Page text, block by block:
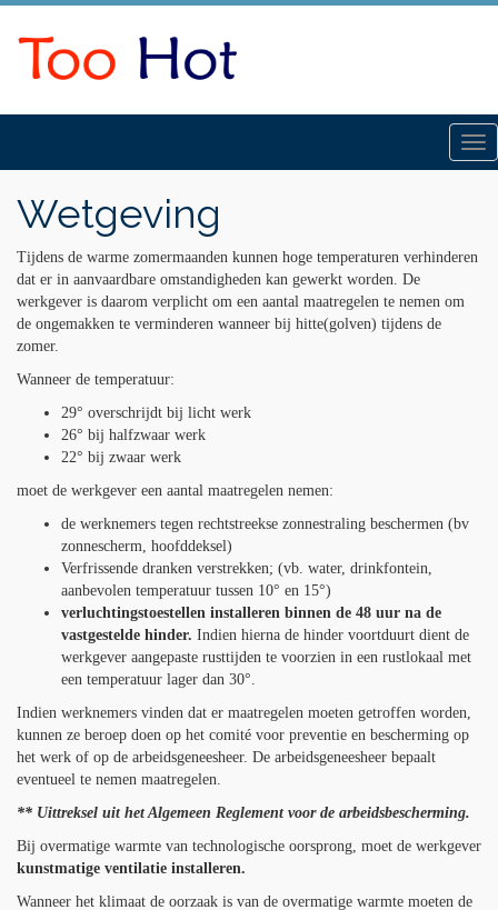
Wetgeving
Tijdens de warme zomermaanden kunnen hoge temperaturen verhinderen
dat er in aanvaardbare omstandigheden kan gewerkt worden. De
werkgever is daarom verplicht om een aantal maatregelen te nemen om
de ongemakken te verminderen wanneer bij hitte(golven) tijdens de
zomer.
Wanneer de temperatuur:
29° overschrijdt bij licht werk
26° bij halfzwaar werk
22° bij zwaar werk
moet de werkgever een aantal maatregelen nemen:
de werknemers tegen rechtstreekse zonnestraling beschermen (bv
zonnescherm, hoofddeksel)
Verfrissende dranken verstrekken; (vb. water, drinkfontein,
aanbevolen temperatuur tussen 10° en 15°)
verluchtingstoestellen installeren binnen de 48 uur na de
vastgestelde hinder. Indien hierna de hinder voortduurt dient de
werkgever aangepaste rusttijden te voorzien in een rustlokaal met
een temperatuur lager dan 30°.
Indien werknemers vinden dat er maatregelen moeten getroffen worden,
kunnen ze beroep doen op het comité voor preventie en bescherming op
het werk of op de arbeidsgeneesheer. De arbeidsgeneesheer bepaalt
eventueel te nemen maatregelen.
** Uittreksel uit het Algemeen Reglement voor de arbeidsbescherming.
Bij overmatige warmte van technologische oorsprong, moet de werkgever
kunstmatige ventilatie installeren.
Wanneer het klimaat de oorzaak is van de overmatige warmte moeten de